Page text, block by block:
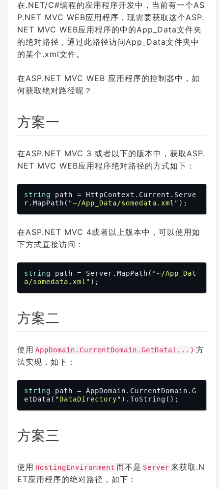
在.NET/C#编程的应用程序开发中，当前有一个AS
P.NET MVC WEB应用程序，现需要获取这个ASP.
NET MVC WEB应用程序的中的App_Data文件夹
的绝对路径，通过此路径访问App_Data文件夹中
的某个.xml文件。
在ASP.NET MVC WEB 应用程序的控制器中，如
何获取绝对路径呢？
方案一
在ASP.NET MVC 3 或者以下的版本中，获取ASP.
NET MVC WEB应用程序绝对路径的方式如下：
string path = HttpContext.Current.Serve
r.MapPath( "~/App_Data/somedata.xml"
在ASP.NET MVC 4或者以上版本中，可以使用如
下方式直接访问：
string path = Server.MapPath( "~/App_Dat
a/somedata.xml"
方案二
使用 AppDomain.CurrentDomain.GetData(...) 方
法实现，如下：
string path = AppDomain.CurrentDomain.G
etData( "DataDirectory"
方案三
使用 HostingEnvironment 而不是 Server 来获取.N
ET应用程序的绝对路径，如下：